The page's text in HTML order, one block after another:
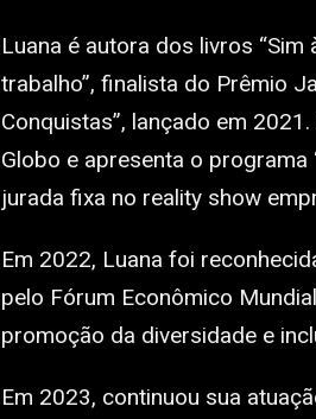
Luana é autora dos livros
trabalho”, finalista do Prêmio
Conquistas”, lançado em
Globo e apresenta o programa
jurada fixa no reality show
Em 2022, Luana foi
pelo Fórum Econômico
promoção da diversidade e
Em 2023, continuou sua